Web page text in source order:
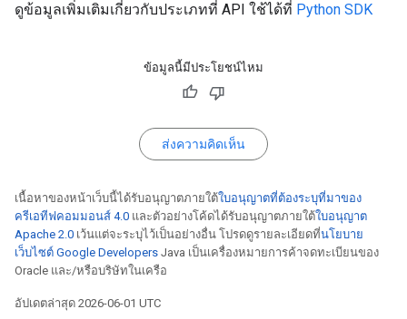
ดูข้อมูลเพิ่มเติมเกี่ยวกับประเภทที่ API ใช้ได้ที่ Python SDK
ข้อมูลนี้มีประโยชน์ไหม
ส่งความคิดเห็น
เนื้อหาของหน้าเว็บนี้ได้รับอนุญาตภายใต้ใบอนุญาตที่ต้องระบุที่มาของ
ครีเอทีฟคอมมอนส์ 4.0 และตัวอย่างโค้ดได้รับอนุญาตภายใต้ใบอนุญาต
Apache 2.0 เว้นแต่จะระบุไว้เป็นอย่างอื่น โปรดดูรายละเอียดที่นโยบาย
เว็บไซต์ Google Developers Java เป็นเครื่องหมายการค้าจดทะเบียนของ
Oracle และ/หรือบริษัทในเครือ
อัปเดตล่าสุด 2026-06-01 UTC